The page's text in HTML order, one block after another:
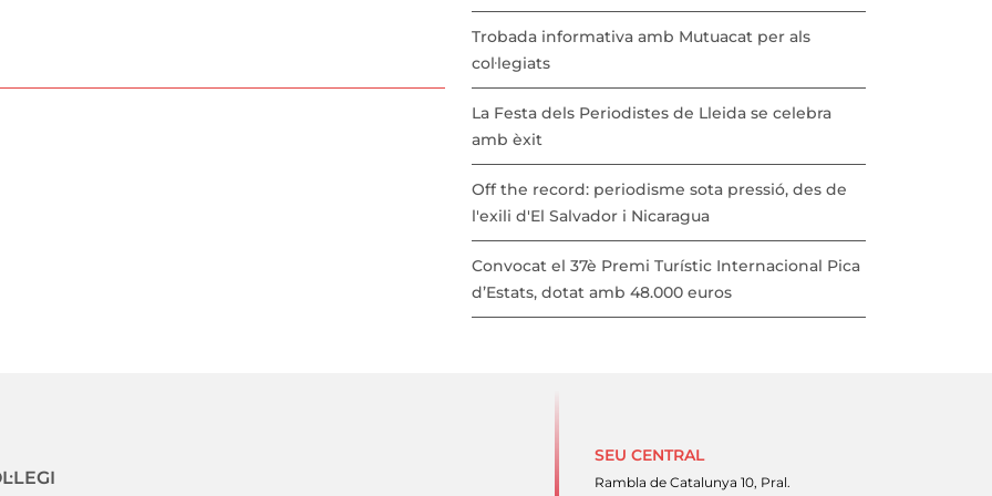
Trobada informativa amb Mutuacat per als
col·legiats
La Festa dels Periodistes de Lleida se celebra
amb èxit
Off the record: periodisme sota pressió, des de
l'exili d'El Salvador i Nicaragua
Convocat el 37è Premi Turístic Internacional Pica
d’Estats, dotat amb 48.000 euros
secundaria
SEU CENTRAL
Rambla de Catalunya 10, Pral.